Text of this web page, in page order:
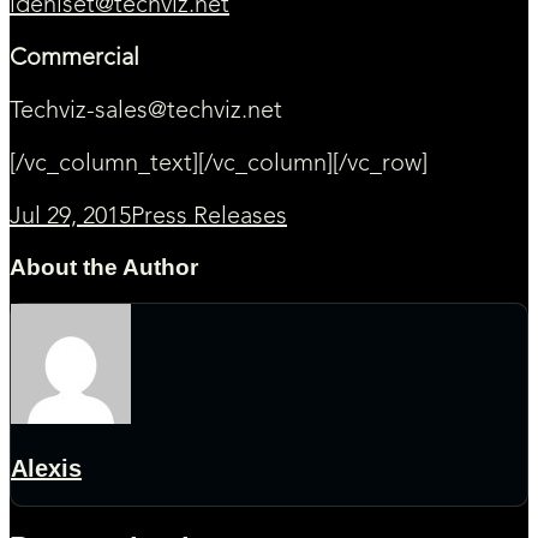
ldeniset@techviz.net
Commercial
Techviz-sales@techviz.net
[/vc_column_text][/vc_column][/vc_row]
Jul 29, 2015Press Releases
About the Author
Alexis